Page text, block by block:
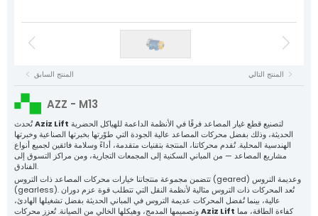
Aziz Lift
القوة وراء كل مصعد
الشركة
المنتجات
الإنتاج
الجودة
الكتالوج
اتصل بنا
مقابس الحبل
مشابك دليل التوجيه المصبوبة
مشابك الصفائح المعدنية
مكونات بلاستيكية
قطع غيار المصاعد
كابلات NYAF
كابلات مرنة
منظم السرعة
بكرات الشد
مقابس الحبل
مشابك دليل التوجيه المصبوبة
المنتج السابق المنتج التالي
AZZ - M13
Aziz Lift
الحديثة، وذلك بفضل محركات المصاعد عالية الجودة التي طوّرتها بخبرتها الصناعية وخبرتها
الهندسية المحلية. تُقدم محركاتنا، المنتجة بتقنيات متقدمة، أداءً وسلامة فائقين لجميع أنواع
مشاريع المصاعد — من المباني السكنية إلى المجمعات التجارية، ومن مراكز التسوق إلى
الفنادق.
تتضمن مجموعة منتجاتنا خيارات محركات المصاعد ذات التروس (geared) وعديمة التروس
(gearless). تُعد المحركات ذات التروس مثالية لأنظمة النقل التي تتطلب قوة عزم دوران
عالية، بينما تُفضل المحركات عديمة التروس في المباني الحديثة بفضل تشغيلها الهادئ،
Aziz Lift